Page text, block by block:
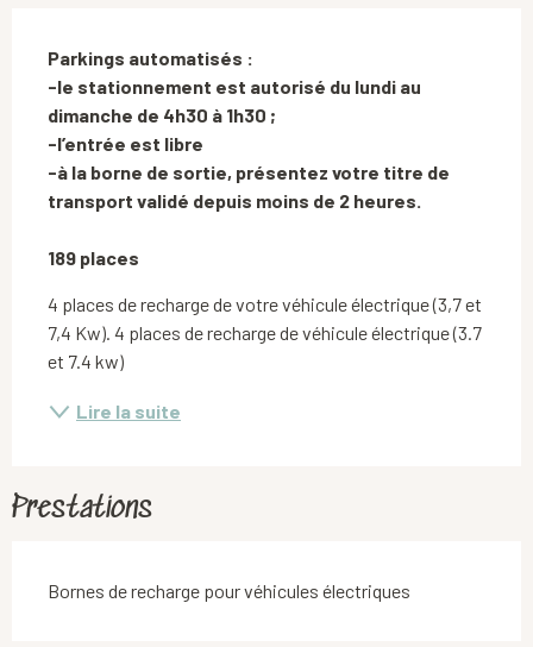
Parkings automatisés :
-le stationnement est autorisé du lundi au
dimanche de 4h30 à 1h30 ;
-l’entrée est libre
-à la borne de sortie, présentez votre titre de
transport validé depuis moins de 2 heures.
189 places
4 places de recharge de votre véhicule électrique (3,7 et
7,4 Kw). 4 places de recharge de véhicule électrique (3.7
et 7.4 kw)
Lire la suite
Prestations
Bornes de recharge pour véhicules électriques